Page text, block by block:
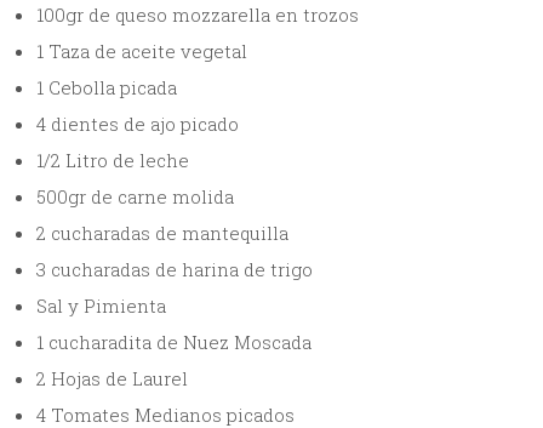
100gr de queso mozzarella en trozos
1 Taza de aceite vegetal
1 Cebolla picada
4 dientes de ajo picado
1/2 Litro de leche
500gr de carne molida
2 cucharadas de mantequilla
3 cucharadas de harina de trigo
Sal y Pimienta
1 cucharadita de Nuez Moscada
2 Hojas de Laurel
4 Tomates Medianos picados